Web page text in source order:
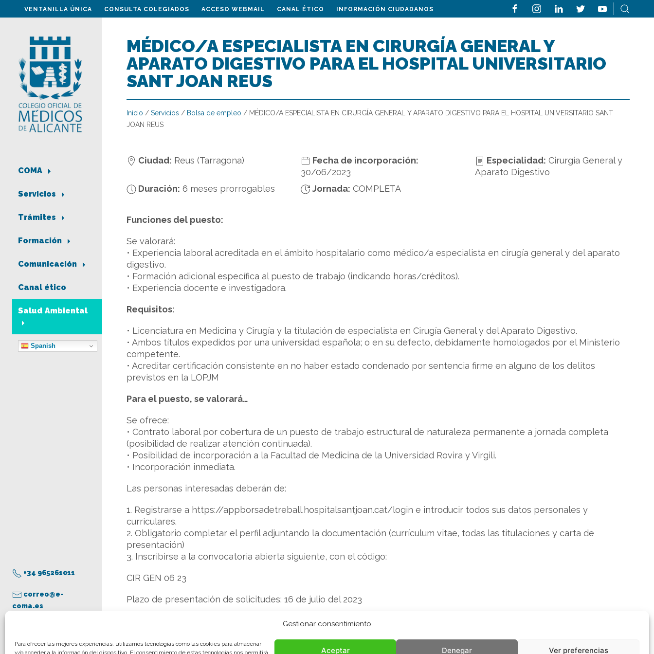
Gestionar consentimiento
Para ofrecer las mejores experiencias, utilizamos tecnologías como las cookies para almacenar
y/o acceder a la información del dispositivo. El consentimiento de estas tecnologías nos permitirá
Aceptar Denegar Ver preferencias
VENTANILLA ÚNICA CONSULTA COLEGIADOS ACCESO WEBMAIL CANAL ÉTICO INFORMACIÓN CIUDADANOS
COMA
Servicios
Trámites
Formación
Comunicación
Canal ético
Salud Ambiental
Spanish
+34 965261011
correo@e-
coma.es
Aviso legal
MÉDICO/A ESPECIALISTA EN CIRURGÍA GENERAL Y
APARATO DIGESTIVO PARA EL HOSPITAL UNIVERSITARIO
SANT JOAN REUS
Inicio / Servicios / Bolsa de empleo / MÉDICO/A ESPECIALISTA EN CIRURGÍA GENERAL Y APARATO DIGESTIVO PARA EL HOSPITAL UNIVERSITARIO SANT
JOAN REUS
Ciudad: Reus (Tarragona)
Fecha de incorporación:
30/06/2023
Especialidad: Cirurgía General y
Aparato Digestivo
Duración: 6 meses prorrogables Jornada: COMPLETA
Funciones del puesto:
Se valorará:
• Experiencia laboral acreditada en el ámbito hospitalario como médico/a especialista en cirugía general y del aparato
digestivo.
• Formación adicional específica al puesto de trabajo (indicando horas/créditos).
• Experiencia docente e investigadora.
Requisitos:
• Licenciatura en Medicina y Cirugía y la titulación de especialista en Cirugía General y del Aparato Digestivo.
• Ambos títulos expedidos por una universidad española; o en su defecto, debidamente homologados por el Ministerio
competente.
• Acreditar certificación consistente en no haber estado condenado por sentencia firme en alguno de los delitos
previstos en la LOPJM
Para el puesto, se valorará…
Se ofrece:
• Contrato laboral por cobertura de un puesto de trabajo estructural de naturaleza permanente a jornada completa
(posibilidad de realizar atención continuada).
• Posibilidad de incorporación a la Facultad de Medicina de la Universidad Rovira y Virgili.
• Incorporación inmediata.
Las personas interesadas deberán de:
1. Registrarse a https://appborsadetreball.hospitalsantjoan.cat/login e introducir todos sus datos personales y
curriculares.
2. Obligatorio completar el perfil adjuntando la documentación (currículum vitae, todas las titulaciones y carta de
presentación)
3. Inscribirse a la convocatoria abierta siguiente, con el código:
CIR GEN 06 23
Plazo de presentación de solicitudes: 16 de julio del 2023
Contacto: Dr. Antonio Sánchez Marín (Director del Servicio de Cirugía General y Aparato Digestivo del Hospital